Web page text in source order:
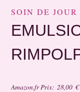
SOIN DE JOUR
Amazon.fr Prix: 28,00 €